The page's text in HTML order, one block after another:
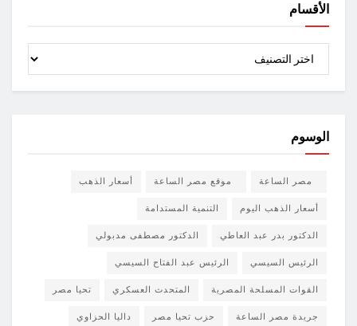
الأقسام
الوسوم
مصر الساعة موقع مصر الساعة أسعار الذهب
أسعار الذهب اليوم التنمية المستدامة
الدكتور بدر عبد العاطي الدكتور مصطفى مدبولي
الرئيس السيسي الرئيس عبد الفتاح السيسي
القوات المسلحة المصرية المتحدث العسكري تحيا مصر
جريدة مصر الساعة حزب تحيا مصر داليا الحزاوي